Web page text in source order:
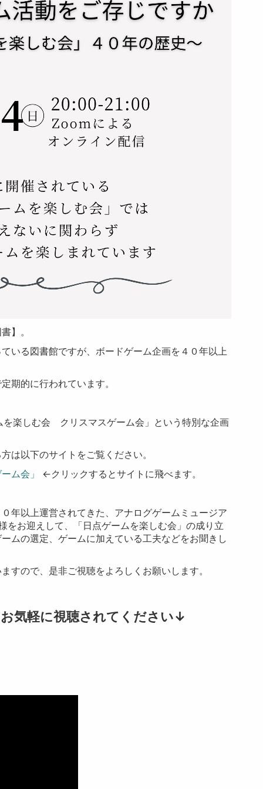
】。
いる図書館ですが、ボードゲーム企画を４０年以上
期的に行われています。
楽しむ会 クリスマスゲーム会」という特別な企画
は以下のサイトをご覧ください。
ム会」
←クリックするとサイトに飛べます。
年以上運営されてきた、アナログゲームミュージア
をお迎えして、「日点ゲームを楽しむ会」の成り立
ムの選定、ゲームに加えている工夫などをお聞きし
すので、是非ご視聴をよろしくお願いします。
気軽に視聴されてください↓